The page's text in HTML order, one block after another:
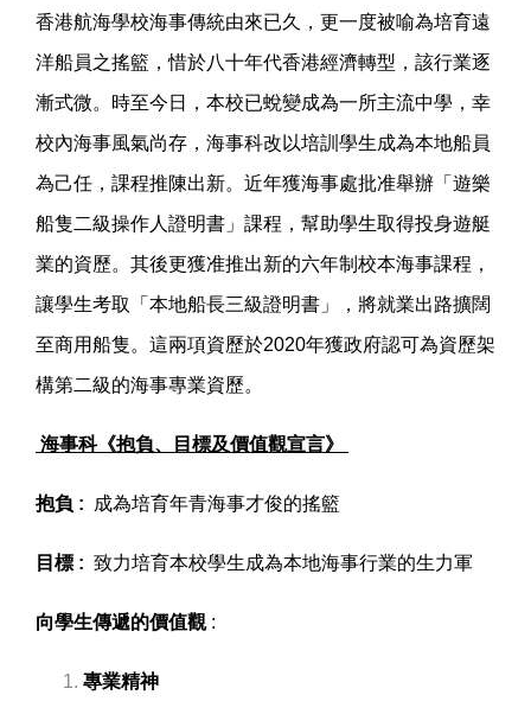
香港航海學校海事傳統由來已久，更一度被喻為培育遠
洋船員之搖籃，惜於八十年代香港經濟轉型，該行業逐
漸式微。時至今日，本校已蛻變成為一所主流中學，幸
校內海事風氣尚存，海事科改以培訓學生成為本地船員
為己任，課程推陳出新。近年獲海事處批准舉辦「遊樂
船隻二級操作人證明書」課程，幫助學生取得投身遊艇
業的資歷。其後更獲准推出新的六年制校本海事課程，
讓學生考取「本地船長三級證明書」，將就業出路擴闊
至商用船隻。這兩項資歷於2020年獲政府認可為資歷架
構第二級的海事專業資歷。
海事科《抱負、目標及價值觀宣言》
抱負 : 成為培育年青海事才俊的搖籃
目標 : 致力培育本校學生成為本地海事行業的生力軍
向學生傳遞的價值觀:
專業精神